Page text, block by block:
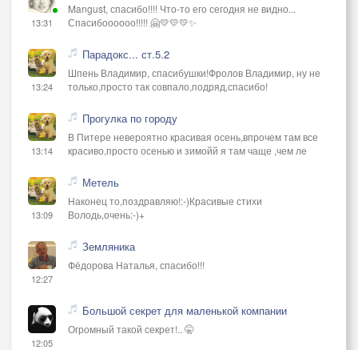
13:31
Mangust, спасибо!!!! Что-то его сегодня не видно...
Спасибоооооо!!!!! 🤗💛💛💛✨
13:24
Парадокс... ст.5.2
Шпень Владимир, спасибушки!Фролов Владимир, ну не
только,просто так совпало,подряд,спасибо!
13:14
Прогулка по городу
В Питере невероятно красивая осень,впрочем там все
красиво,просто осенью и зимойй я там чаще ,чем ле
13:09
Метель
Наконец то,поздравляю!:-)Красивые стихи
Володь,очень:-)+
12:27
Земляника
Фёдорова Наталья, спасибо!!!
12:05
Большой секрет для маленькой компании
Огромный такой секрет!.. 🤫